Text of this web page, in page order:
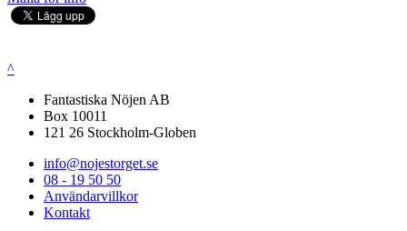
^
Fantastiska Nöjen AB
Box 10011
121 26 Stockholm-Globen
info@nojestorget.se
08 - 19 50 50
Användarvillkor
Kontakt